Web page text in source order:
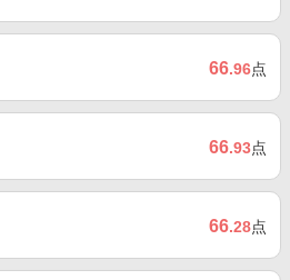
66.96点
66.93点
66.28点